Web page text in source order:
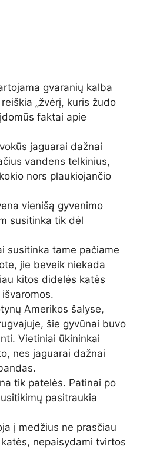
gvaranių kalba
reiškia „žvėrį, kuris žudo
faktai apie
jaguarai dažnai
vandens telkinius,
nors plaukiojančio
vienišą gyvenimo
susitinka tik dėl
susitinka tame pačiame
jie beveik niekada
kitos didelės katės
Amerikos šalyse,
šie gyvūnai buvo
Vietiniai ūkininkai
nes jaguarai dažnai
tik patelės. Patinai po
pasitraukia
į medžius ne prasčiau
nepaisydami tvirtos